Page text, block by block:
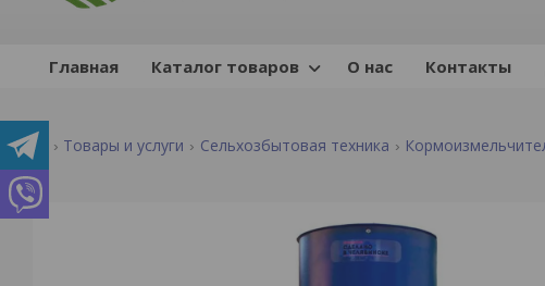
Главная Каталог товаров О нас Контакты
Товары и услуги Сельхозбытовая техника